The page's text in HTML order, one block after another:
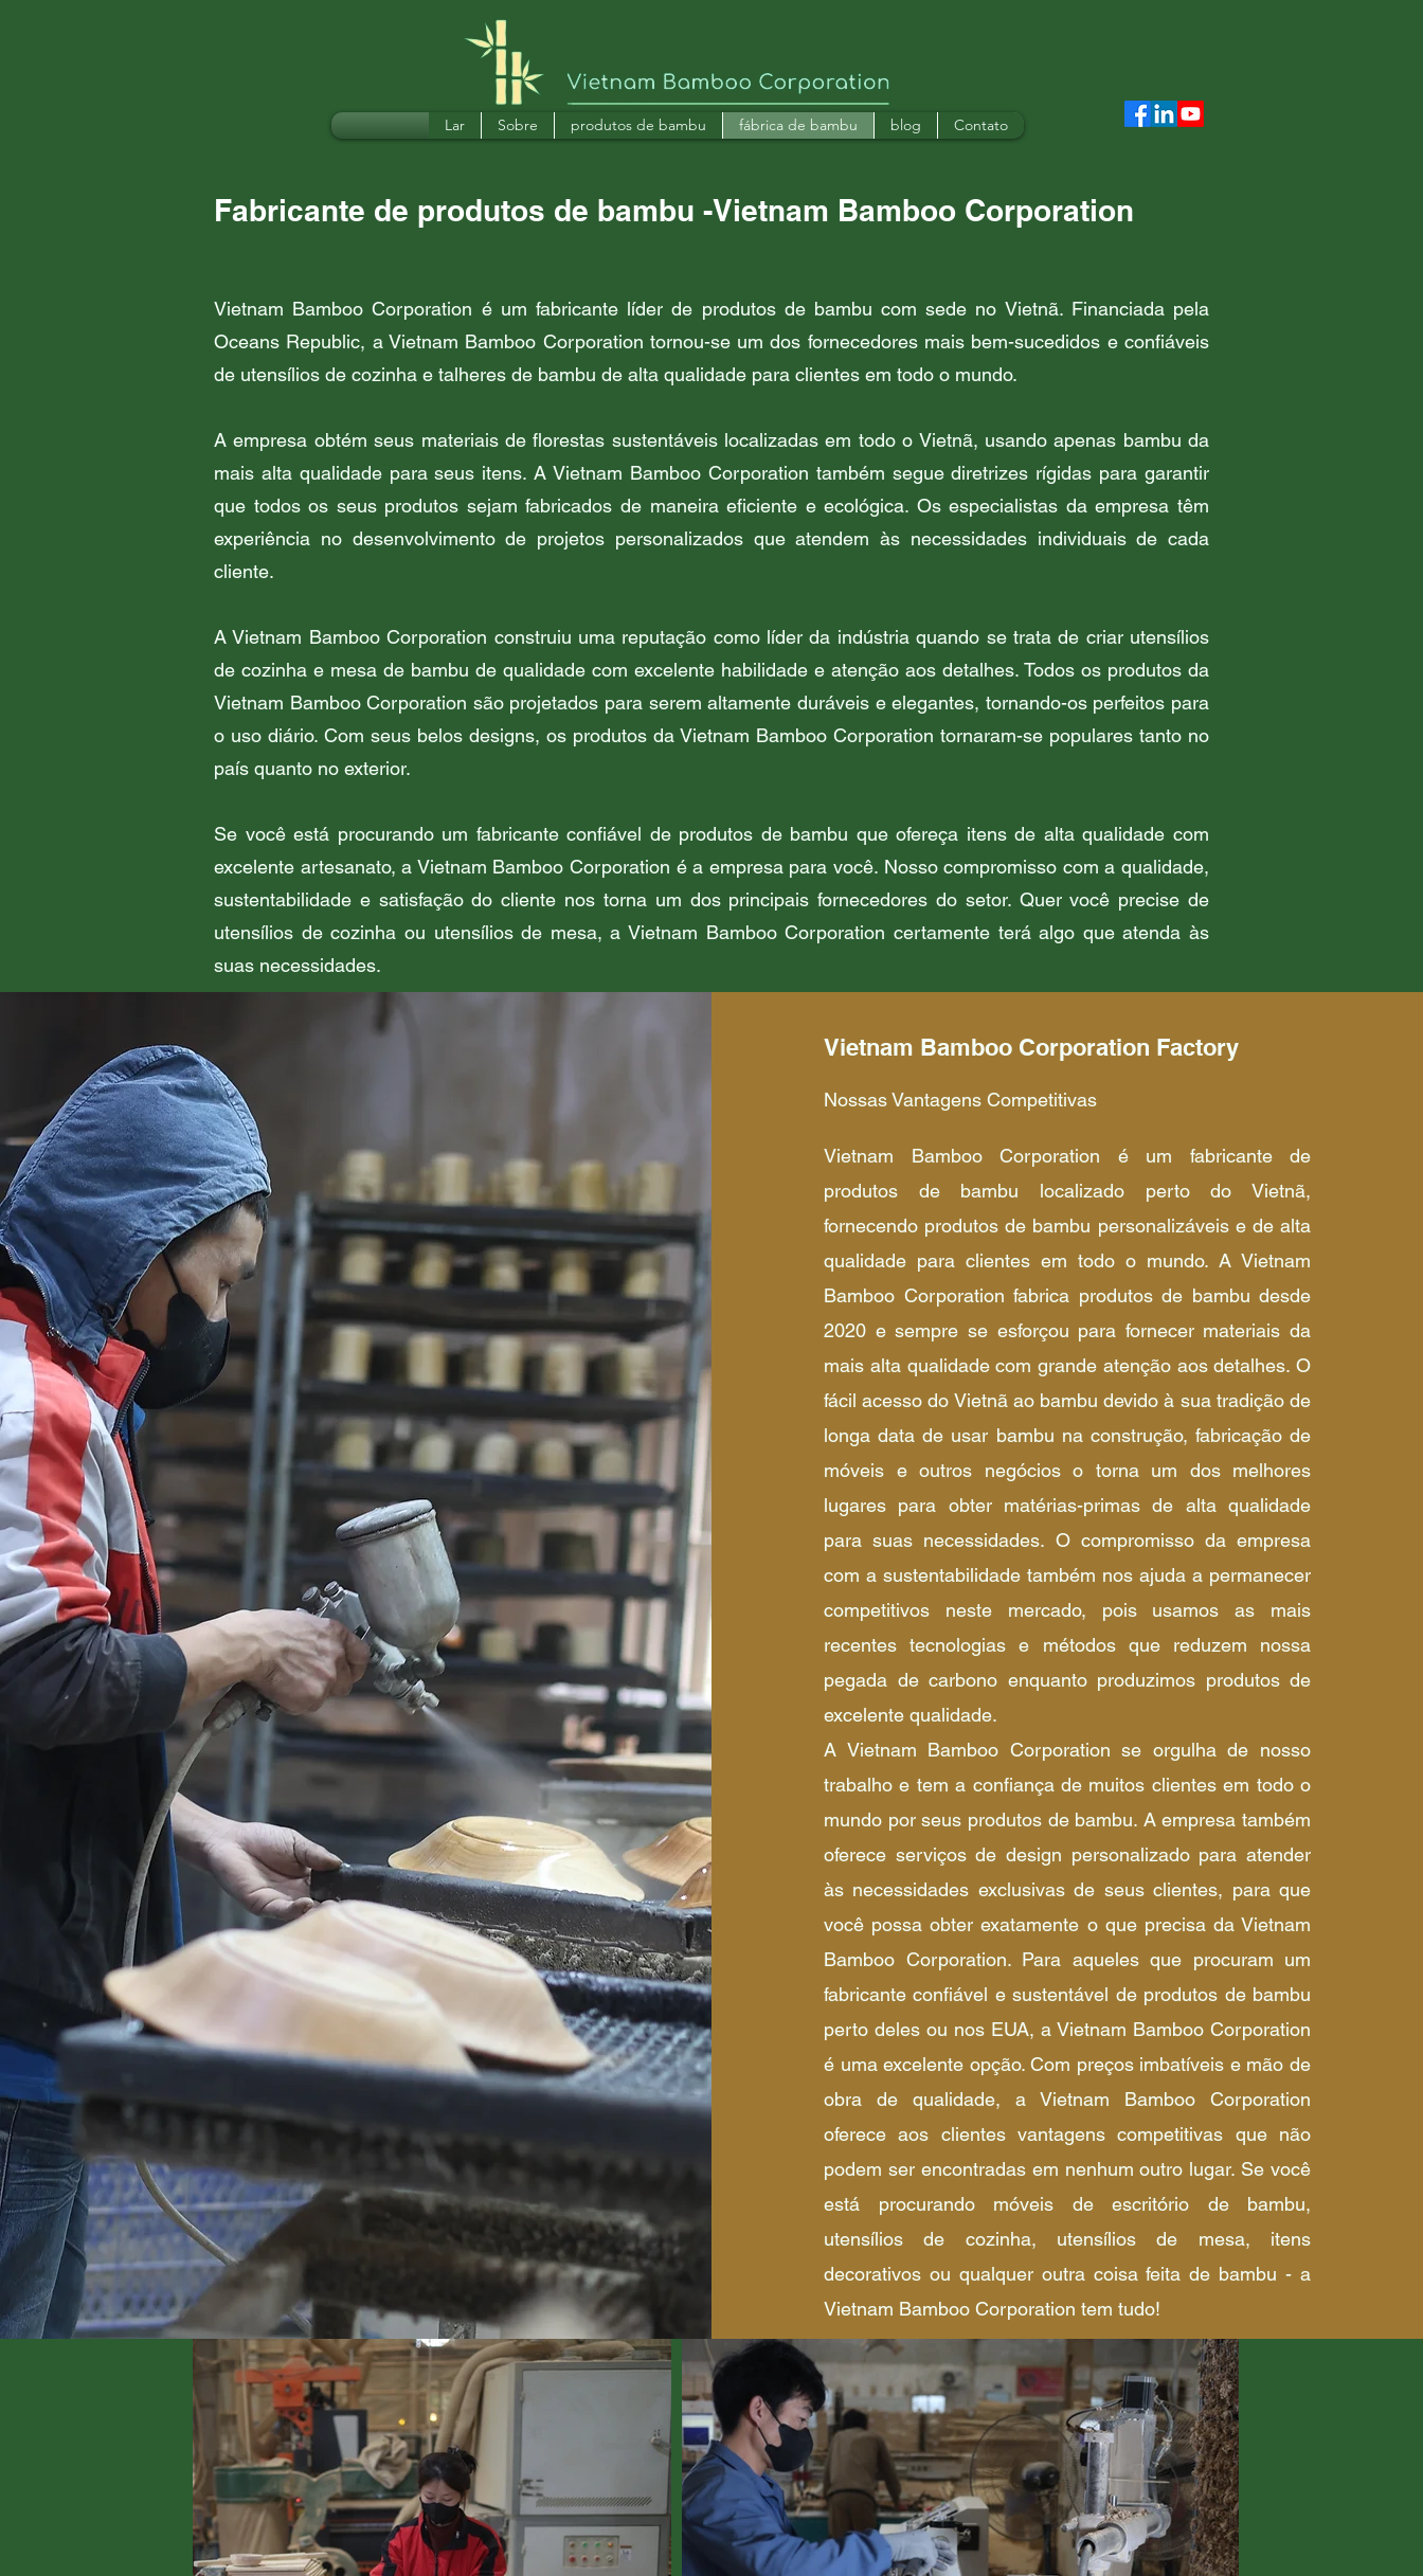
Lar Sobre produtos de bambu fábrica de bambu blog Contato
Fabricante de produtos de bambu -Vietnam Bamboo Corporation
Vietnam Bamboo Corporation é um fabricante líder de produtos de bambu com sede no Vietnã. Financiada pela
Oceans Republic, a Vietnam Bamboo Corporation tornou-se um dos fornecedores mais bem-sucedidos e confiáveis
de utensílios de cozinha e talheres de bambu de alta qualidade para clientes em todo o mundo.
A empresa obtém seus materiais de florestas sustentáveis localizadas em todo o Vietnã, usando apenas bambu da
mais alta qualidade para seus itens. A Vietnam Bamboo Corporation também segue diretrizes rígidas para garantir
que todos os seus produtos sejam fabricados de maneira eficiente e ecológica. Os especialistas da empresa têm
experiência no desenvolvimento de projetos personalizados que atendem às necessidades individuais de cada
cliente.
A Vietnam Bamboo Corporation construiu uma reputação como líder da indústria quando se trata de criar utensílios
de cozinha e mesa de bambu de qualidade com excelente habilidade e atenção aos detalhes. Todos os produtos da
Vietnam Bamboo Corporation são projetados para serem altamente duráveis e elegantes, tornando-os perfeitos para
o uso diário. Com seus belos designs, os produtos da Vietnam Bamboo Corporation tornaram-se populares tanto no
país quanto no exterior.
Se você está procurando um fabricante confiável de produtos de bambu que ofereça itens de alta qualidade com
excelente artesanato, a Vietnam Bamboo Corporation é a empresa para você. Nosso compromisso com a qualidade,
sustentabilidade e satisfação do cliente nos torna um dos principais fornecedores do setor. Quer você precise de
utensílios de cozinha ou utensílios de mesa, a Vietnam Bamboo Corporation certamente terá algo que atenda às
suas necessidades.
Vietnam Bamboo Corporation Factory
Nossas Vantagens Competitivas
Vietnam Bamboo Corporation é um fabricante de
produtos de bambu localizado perto do Vietnã,
fornecendo produtos de bambu personalizáveis e de alta
qualidade para clientes em todo o mundo. A Vietnam
Bamboo Corporation fabrica produtos de bambu desde
2020 e sempre se esforçou para fornecer materiais da
mais alta qualidade com grande atenção aos detalhes. O
fácil acesso do Vietnã ao bambu devido à sua tradição de
longa data de usar bambu na construção, fabricação de
móveis e outros negócios o torna um dos melhores
lugares para obter matérias-primas de alta qualidade
para suas necessidades. O compromisso da empresa
com a sustentabilidade também nos ajuda a permanecer
competitivos neste mercado, pois usamos as mais
recentes tecnologias e métodos que reduzem nossa
pegada de carbono enquanto produzimos produtos de
excelente qualidade.
A Vietnam Bamboo Corporation se orgulha de nosso
trabalho e tem a confiança de muitos clientes em todo o
mundo por seus produtos de bambu. A empresa também
oferece serviços de design personalizado para atender
às necessidades exclusivas de seus clientes, para que
você possa obter exatamente o que precisa da Vietnam
Bamboo Corporation. Para aqueles que procuram um
fabricante confiável e sustentável de produtos de bambu
perto deles ou nos EUA, a Vietnam Bamboo Corporation
é uma excelente opção. Com preços imbatíveis e mão de
obra de qualidade, a Vietnam Bamboo Corporation
oferece aos clientes vantagens competitivas que não
podem ser encontradas em nenhum outro lugar. Se você
está procurando móveis de escritório de bambu,
utensílios de cozinha, utensílios de mesa, itens
decorativos ou qualquer outra coisa feita de bambu - a
Vietnam Bamboo Corporation tem tudo!